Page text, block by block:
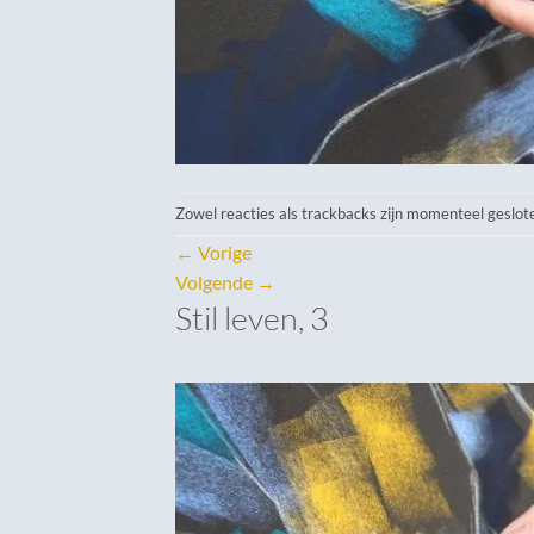
Zowel reacties als trackbacks zijn momenteel
← Vorige
Volgende →
Stil leven, 3